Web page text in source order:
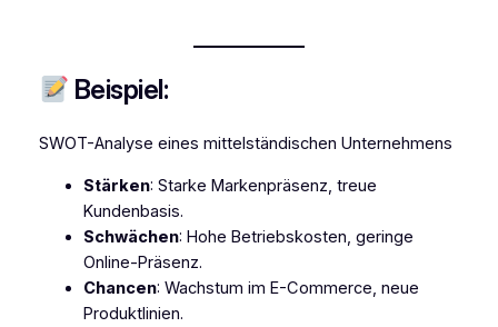
Beispiel:
SWOT-Analyse eines mittelständischen Unternehmens
Stärken: Starke Markenpräsenz, treue
Kundenbasis.
Schwächen: Hohe Betriebskosten, geringe
Online-Präsenz.
Chancen: Wachstum im E-Commerce, neue
Produktlinien.